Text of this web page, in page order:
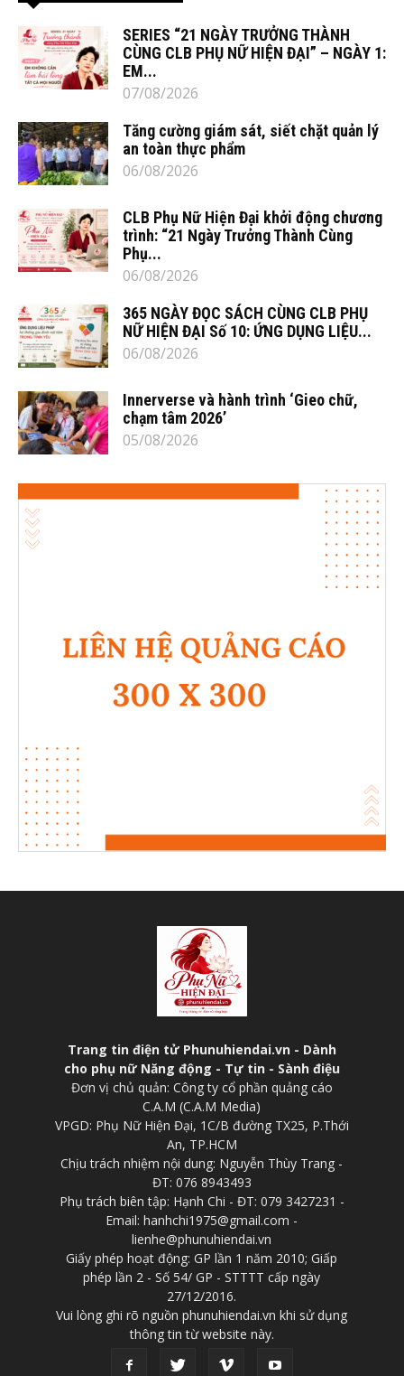
SERIES “21 NGÀY TRƯỞNG THÀNH
CÙNG CLB PHỤ NỮ HIỆN ĐẠI” – NGÀY 1:
EM...
07/08/2026
Tăng cường giám sát, siết chặt quản lý
an toàn thực phẩm
06/08/2026
CLB Phụ Nữ Hiện Đại khởi động chương
trình: “21 Ngày Trưởng Thành Cùng
Phụ...
06/08/2026
365 NGÀY ĐỌC SÁCH CÙNG CLB PHỤ
NỮ HIỆN ĐẠI Số 10: ỨNG DỤNG LIỆU...
06/08/2026
Innerverse và hành trình ‘Gieo chữ,
chạm tâm 2026’
05/08/2026
Trang tin điện tử Phunuhiendai.vn - Dành
cho phụ nữ Năng động - Tự tin - Sành điệu
Đơn vị chủ quản: Công ty cổ phần quảng cáo
C.A.M (C.A.M Media)
VPGD: Phụ Nữ Hiện Đại, 1C/B đường TX25, P.Thới
An, TP.HCM
Chịu trách nhiệm nội dung: Nguyễn Thùy Trang -
ĐT: 076 8943493
Phụ trách biên tập: Hạnh Chi - ĐT: 079 3427231 -
Email: hanhchi1975@gmail.com -
lienhe@phunuhiendai.vn
Giấy phép hoạt động: GP lần 1 năm 2010; Giấp
phép lần 2 - Số 54/ GP - STTTT cấp ngày
27/12/2016.
Vui lòng ghi rõ nguồn phunuhiendai.vn khi sử dụng
thông tin từ website này.